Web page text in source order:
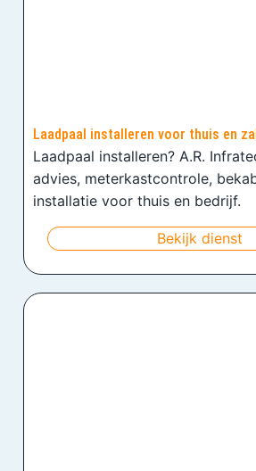
Laadpaal installeren voor thuis en
Laadpaal installeren? A.R.
advies, meterkastcontrole,
installatie voor thuis en bedrijf.
Bekijk dienst